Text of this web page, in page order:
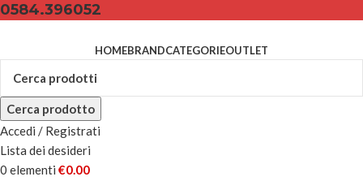
0584.396052
HOMEBRANDCATEGORIEOUTLET
Cerca prodotto
Accedi / Registrati
Lista dei desideri
0 elementi €0.00